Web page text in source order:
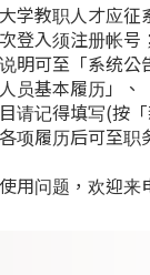
学教职人才应征
登入须注册帐号
明可至「系统公
员基本履历」、
请记得填写(按
项履历后可至
用问题，欢迎